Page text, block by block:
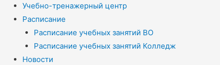
Учебно-тренажерный центр
Расписание
Расписание учебных занятий ВО
Расписание учебных занятий Колледж
Новости